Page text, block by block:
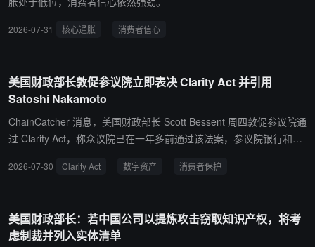
2026-07-31 核心通胀 消费者信心
美国财政部长敦促参议院立即表决 Clarity Act 并引用
Satoshi Nakamoto
ChainCatcher 消息，美国财政部长 Scott Bessent 周四敦促参议院通
过 Clarity Act，称众议院已在一年多前通过该法案，参议院银行和农
nt 表示，该法案将加强消费者保护和反洗钱要求，并为数字资产提供
法》注册要求约束。Bessent 批评参议院民主党因政治原因推迟投
票，并称相关投票将决定美国是否继续保持数字资产全球领导地位。
2026-07-30 Clarity Act 数字资产 消费者保护
美国财政部长：若中国公司以提炼攻击窃取知识产权，将考
虑制裁并列入实体清单